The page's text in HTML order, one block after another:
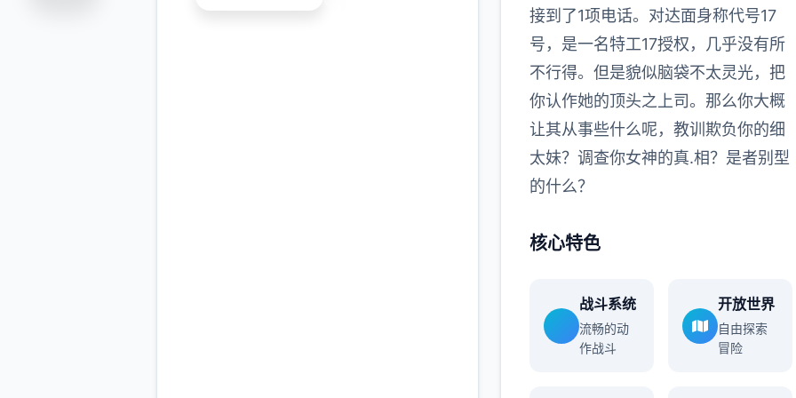
接到了1项电话。对达面身称代号17
号，是一名特工17授权，几乎没有所
不行得。但是貌似脑袋不太灵光，把
你认作她的顶头之上司。那么你大概
让其从事些什么呢，教训欺负你的细
太妹？调查你女神的真.相？是者别型
的什么？
核心特色
战斗系统
流畅的动
作战斗
开放世界
自由探索
冒险